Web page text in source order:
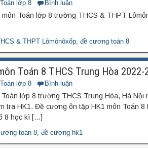
lớp 8 Bình luận
Toán lớp 8 trường THCS & THPT
& THPT Lômônôxốp, đề cương toán 8
Toán 8 THCS Trung Hòa 2022-
lớp 8 Bình luận
lớp 8 trường THCS Trung Hòa, Hà Nội
tra HK1. Đề cương ôn tập HK1 môn Toán
8 học kì […]
toán 8, đề cương hk1